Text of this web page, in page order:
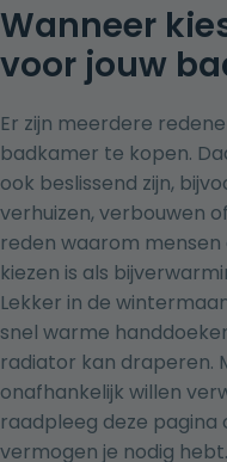
Wanneer
voor jouw
Er zijn meerdere
badkamer te kopen.
ook beslissend zijn,
verhuizen, verbouwen
reden waarom
kiezen is als
Lekker in de
snel warme
radiator kan draperen.
onafhankelijk willen
raadpleeg deze pagina
vermogen je nodig hebt.